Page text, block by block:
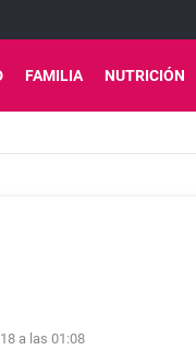
FAMILIA NUTRICIÓN
a las 01:08